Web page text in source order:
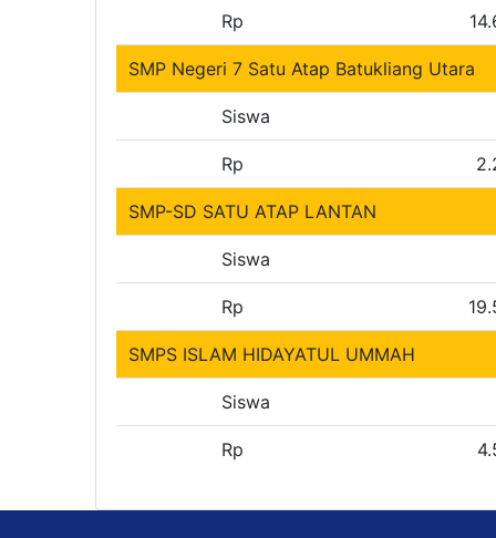
Rp
SMP Negeri 7 Satu Atap Batukliang Utara
Siswa
Rp
SMP-SD SATU ATAP LANTAN
Siswa
Rp
SMPS ISLAM HIDAYATUL UMMAH
Siswa
Rp